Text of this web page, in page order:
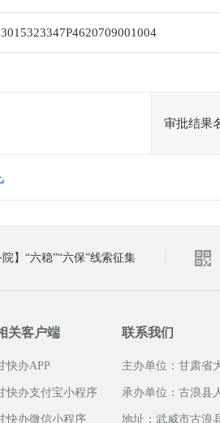
审批结果
院】“六稳”“六保”线索征集
关客户端
快办APP
快办支付宝小程序
快办微信小程序
联系我们
主办单位：甘肃省
承办单位：古浪县
地址：武威市古浪